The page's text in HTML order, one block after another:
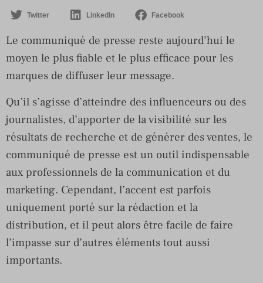
Twitter LinkedIn Facebook
Le communiqué de presse reste aujourd’hui le
moyen le plus fiable et le plus efficace pour les
marques de diffuser leur message.
Qu’il s’agisse d’atteindre des influenceurs ou des
journalistes, d’apporter de la visibilité sur les
résultats de recherche et de générer des ventes, le
communiqué de presse est un outil indispensable
aux professionnels de la communication et du
marketing. Cependant, l’accent est parfois
uniquement porté sur la rédaction et la
distribution, et il peut alors être facile de faire
l’impasse sur d’autres éléments tout aussi
importants.